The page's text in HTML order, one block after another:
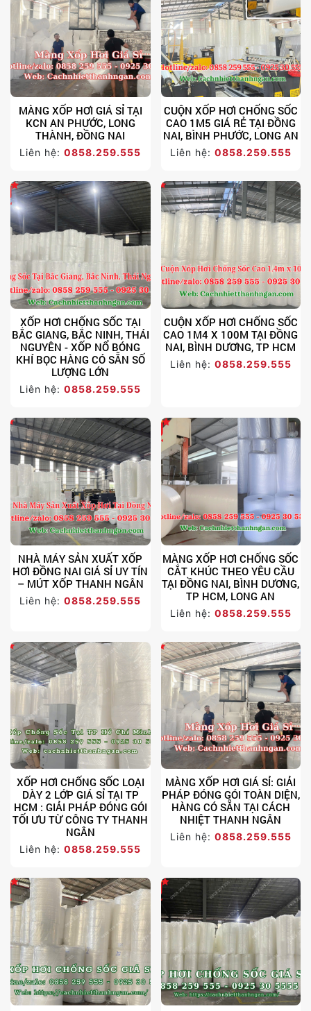
MÀNG XỐP HƠI GIÁ SỈ TẠI
KCN AN PHƯỚC, LONG
THÀNH, ĐỒNG NAI
Liên hệ:0858.259.555
CUỘN XỐP HƠI CHỐNG SỐC
CAO 1M5 GIÁ RẺ TẠI ĐỒNG
NAI, BÌNH PHƯỚC, LONG AN
Liên hệ: 0858.259.555
XỐP HƠI CHỐNG SỐC TẠI
BẮC GIANG, BẮC NINH, THÁI
NGUYÊN - XỐP NỔ BÓNG
KHÍ BỌC HÀNG CÓ SẴN SỐ
LƯỢNG LỚN
Liên hệ:0858.259.555
CUỘN XỐP HƠI CHỐNG SỐC
CAO 1M4 X 100M TẠI ĐỒNG
NAI, BÌNH DƯƠNG, TP HCM
Liên hệ: 0858.259.555
NHÀ MÁY SẢN XUẤT XỐP
HƠI ĐỒNG NAI GIÁ SỈ UY TÍN
– MÚT XỐP THANH NGÂN
Liên hệ:0858.259.555
MÀNG XỐP HƠI CHỐNG SỐC
CẮT KHÚC THEO YÊU CẦU
TẠI ĐỒNG NAI, BÌNH DƯƠNG,
TP HCM, LONG AN
Liên hệ: 0858.259.555
XỐP HƠI CHỐNG SỐC LOẠI
DÀY 2 LỚP GIÁ SỈ TẠI TP
HCM : GIẢI PHÁP ĐÓNG GÓI
TỐI ƯU TỪ CÔNG TY THANH
NGÂN
Liên hệ:0858.259.555
MÀNG XỐP HƠI GIÁ SỈ: GIẢI
PHÁP ĐÓNG GÓI TOÀN DIỆN,
HÀNG CÓ SẴN TẠI CÁCH
NHIỆT THANH NGÂN
Liên hệ: 0858.259.555